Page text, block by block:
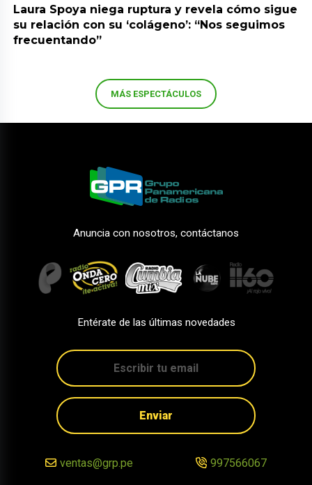
Laura Spoya niega ruptura y revela cómo sigue
su relación con su ‘colágeno’: “Nos seguimos
frecuentando”
MÁS ESPECTÁCULOS
Anuncia con nosotros, contáctanos
Entérate de las últimas novedades
Enviar
ventas@grp.pe 997566067